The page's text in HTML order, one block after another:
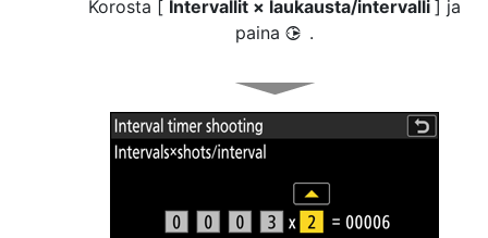
Korosta [ Intervallit × laukausta/intervalli ] ja
paina 2 .